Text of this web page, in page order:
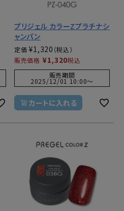
プリジェル カラーZプラチナシ
ャンパン
定価 ¥1,320
販売価格 ¥1,320税込
販売期間
2025/12/01 10:00〜
カートに入れる